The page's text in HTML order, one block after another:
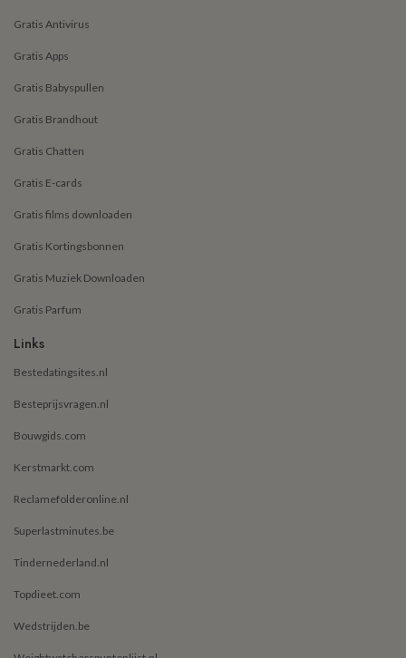
Gratis Antivirus
Gratis Apps
Gratis Babyspullen
Gratis Brandhout
Gratis Chatten
Gratis E-cards
Gratis films downloaden
Gratis Kortingsbonnen
Gratis Muziek Downloaden
Gratis Parfum
Links
Bestedatingsites.nl
Besteprijsvragen.nl
Bouwgids.com
Kerstmarkt.com
Reclamefolderonline.nl
Superlastminutes.be
Tindernederland.nl
Topdieet.com
Wedstrijden.be